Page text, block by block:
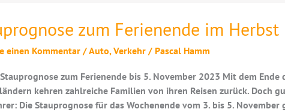
zum Ferienende im Herbst
einen Kommentar/Auto,Verkehr / Pascal Hamm
zum Ferienende bis 5. November 2023 Mit dem
kehren zahlreiche Familien von ihren Reisen zurück. Doch
Die Stauprognose für das Wochenende vom 3. bis 5.